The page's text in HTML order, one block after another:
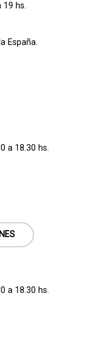
19 hs.
España.
a 18.30 hs.
a 18.30 hs.